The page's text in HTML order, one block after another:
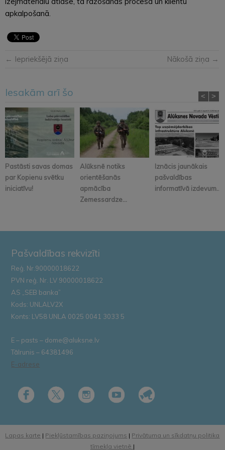
apkalpošanā.
← Iepriekšējā ziņa Nākošā ziņa →
Iesakām arī šo
Pastāsti savas domas
par Kopienu svētku
iniciatīvu!
Alūksnē notiks
orientēšanās
apmācība
Zemessardze...
Iznācis jaunākais
pašvaldības
informatīvā izdevum...
< >
Pašvaldības rekvizīti
Reģ. Nr.90000018622
PVN reģ. Nr. LV 90000018622
AS „SEB banka”
Kods: UNLALV2X
Konts: LV58 UNLA 0025 0041 3033 5
E – pasts – dome@aluksne.lv
Tālrunis – 64381496
E-adrese
Lapas karte | Piekļūstamības paziņojums | Privātuma un sīkdatņu politika
tīmekļa vietnē |